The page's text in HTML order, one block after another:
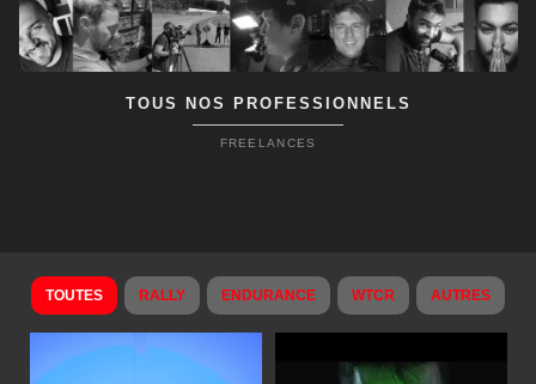
TOUS NOS PROFESSIONNELS
FREELANCES
TOUTES RALLY ENDURANCE WTCR AUTRES